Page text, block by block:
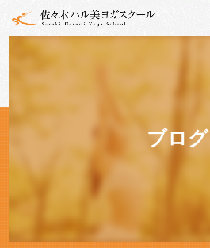
ブログ